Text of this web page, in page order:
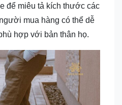
để miêu tả kích thước các
mua hàng có thể dễ
hợp với bản thân họ.